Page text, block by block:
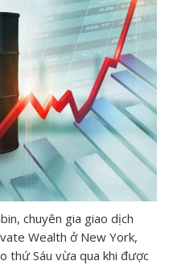
chuyên gia giao dịch
Wealth ở New York,
thứ Sáu vừa qua khi được